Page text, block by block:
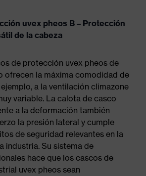
uvex pheos B – Protección
de la cabeza
de protección uvex pheos de
ofrecen la máxima comodidad de
a la ventilación climazone
variable. La calota de casco
a la deformación también
la presión lateral y cumple
de seguridad relevantes en la
industria. Su sistema de
hace que los cascos de
uvex pheos sean